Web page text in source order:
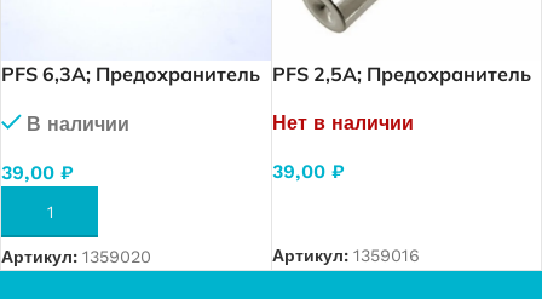
PFS 6,3A; Предохранитель
В наличии
39,00 ₽
В КОРЗИНУ
Артикул: 1359020
PFS 2,5A; Предохранитель
Нет в наличии
39,00 ₽
Артикул: 1359016